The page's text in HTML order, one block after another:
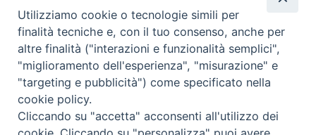
C.F. 94004060268
Orario di segreteria
Lunedì 17.30-19.30
Martedì 17.30-19.30
Mercoledì 17.30-19.30
Giovedì 17.30-19.30
Utilizziamo cookie o tecnologie simili per
finalità tecniche e, con il tuo consenso, anche per
altre finalità ("interazioni e funzionalità semplici",
"miglioramento dell'esperienza", "misurazione" e
"targeting e pubblicità") come specificato nella
cookie policy.
Cliccando su "accetta" acconsenti all'utilizzo dei